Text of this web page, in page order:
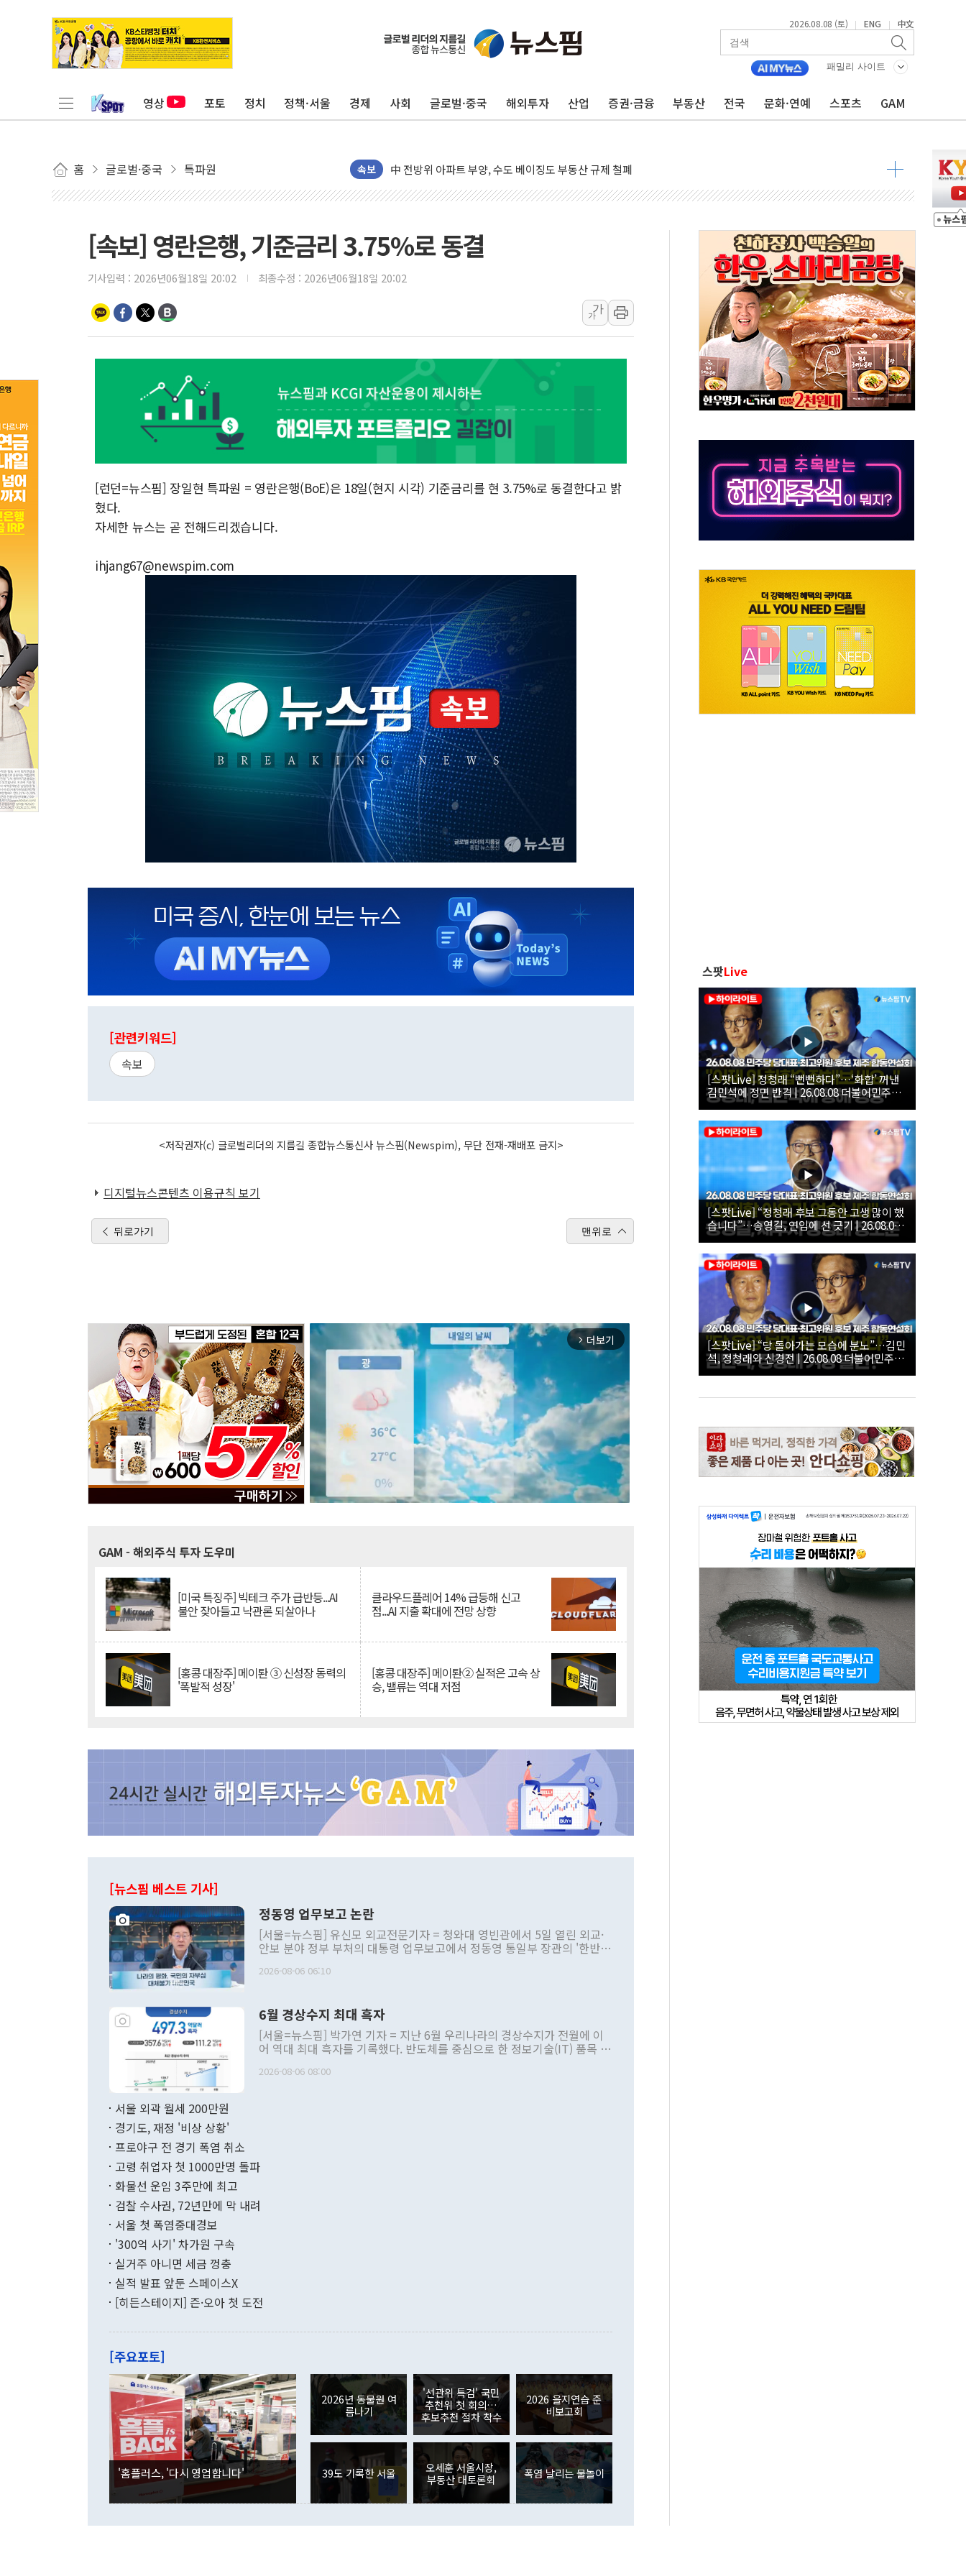
2026.08.08 (토) | ENG | 中文
패밀리 사이트
영상 포토 정치 정책·서울 경제 사회 글로벌·중국 해외투자 산업 증권·금융 부동산 전국 문화·연예 스포츠 GAM
홈 글로벌·중국 특파원 속보
동해중부 전 해상 풍랑주의보…10일까지 최대 3.5m 높은 물결
인제 용대리 계곡서 수위 상승으로 피서객 7명 고립…전원 구조
동해시, 11~14일 '별똥별 멍' 운영…페르세우스 유성우 관측
청양 밭에서 일하던 90대 숨져…온열질환 여부 조사
폭염에 車 운전면허 기능시험 오전 집중 편성…체감온도 38도 넘으면 중단
李대통령, 'ISA·주가누르기 방지법' 전면 재검토 지시
'호우 특보' 경북 울진 시간당 20~30mm 강한 비...가뭄 해소될 듯
주말 무더위·열대야 지속…내륙 곳곳 소나기
충북 주말 무더위 지속…청주·진천 35도, 곳곳 소나기
10월 보완수사권 폐지·공소청 출범…피해자들 '범죄 사각지대' 우려
한상협, 업계 개인정보 보안 새판 짠다…'자율규제단체' 타진
민주당, 오늘 제주·인천 경선 발표...김민석 '재역전' vs 정청래 '격차 확대'
유럽증시, 美 고용 예상 밖 부진에 연준 금리 인상 가능성 낮아지며 상승… STOXX 600 지수는 나흘 연속 최고치
[속보] 영란은행, 기준금리 3.75%로 동결
기사입력 : 2026년06월18일 20:02 최종수정 : 2026년06월18일 20:02
가
가
[런던=뉴스핌] 장일현 특파원 = 영란은행(BoE)은 18일(현지 시각) 기준금리를 현 3.75%로 동결한다고 밝
혔다.
자세한 뉴스는 곧 전해드리겠습니다.
ihjang67@newspim.com
[관련키워드]
속보
<저작권자(c) 글로벌리더의 지름길 종합뉴스통신사 뉴스핌(Newspim), 무단 전재-재배포 금지>
디지털뉴스콘텐츠 이용규칙 보기
뒤로가기 맨위로
arrow_forward_ios 더보기
GAM - 해외주식 투자 도우미
[미국 특징주] 빅테크 주가 급반등...AI
불안 잦아들고 낙관론 되살아나
클라우드플레어 14% 급등해 신고
점...AI 지출 확대에 전망 상향
[홍콩 대장주] 메이퇀 ③ 신성장 동력의
'폭발적 성장'
[홍콩 대장주] 메이퇀② 실적은 고속 상
승, 밸류는 역대 저점
[뉴스핌 베스트 기사]
정동영 업무보고 논란
[서울=뉴스핌] 유신모 외교전문기자 = 청와대 영빈관에서 5일 열린 외교·
안보 분야 정부 부처의 대통령 업무보고에서 정동영 통일부 장관의 '한반도
발언 중에는 정부 내 조율을 거치지 않은 사안을 정책으로 추진하겠다고 공
주의적 희망에 근거한 비현실적 구상'이라는 비판을 내놨다. 그동안 정 장
관의 대북 정책 관련 발언이 물의를 빚은 적은 여러 번 있지만 대통령과 유
관 부처 장관이 공개적으로 부정적 입장을 표명한 것은 이례적이다. 정 장
관의 무리한 대북 접근법과 월권을 제어해야 한다는 목소리도 높아지고 있
다. [정동영 통일부 장관이 지난달 23일 오후 서울 종로구 정부서울청사에
무너졌다고도 했다. 또 "현 시점에서 흘러간 선(先)비핵화만 되뇌는 것은
함께 4자 대화의 동력을 확보하기 위해 최선을 다할 것"이라고 말했다. 하
"우리의 선의대로 하는 게 과연 한반도의 평화와 안정에 플러스냐, 결론적
관은 업무보고 사후 브리핑에서 정 장관이 언급한 '4자 회담'에 대해 "이상
이 9월 러시아 블라디보스토크에서 열리는 '동방경제포럼(EEF)'을 언급하
며 "정부 차원에서 (참석을) 검토하고 있다"고 발언한 데 대해서도 조 장관
은 "그것은 외교부의 몫"이라며 "아직 거기까지 진도가 나가지 않았다"고
잘랐다. 정 장관이 이날 소개한 대북 구상과 설명은 정부 내 조율을 거치지
않았다는 점에서 문제가 있다. 특히 주적 표현 대체와 국호 사용, 9·19 군
사합의 복원, 4자회담 추진 등은 통일부 장관이 결정할 사안이 아니어서 월
권이라는 지적이 나오고 있다. 이 대통령은 정 장관의 업무보고를 듣고 난
뒤 "여기 업무보고에 발표했다고 승인난 건 아니다"라고 재차 확인했다. 정
부의 한 소식통은 "정 장관의 발언 내용은 대부분 국가안전보장회의(NSC)
를 거쳐 결정된 사안이 아닌 정 장관의 개인적 생각에 가깝다"며 "안보 관
련 부처 장관이 정부의 공식 정책이 아닌 사안을 추진하겠다고 업무보고를
하고 대통령의 면전에서 '국군통수권자가 나서야 한다'고 주장한 것은 심각
2026-08-06 06:10
6월 경상수지 최대 흑자
[서울=뉴스핌] 박가연 기자 = 지난 6월 우리나라의 경상수지가 전월에 이
어 역대 최대 흑자를 기록했다. 반도체를 중심으로 한 정보기술(IT) 품목 수
료=한국은행] 한국은행이 6일 발표한 '2026년 6월 국제수지(잠정)'에 따르
며 월간 기준 처음으로 1000억달러를 넘어섰다. 상품수입은 644억8000만
196.9% 급증했고 컴퓨터·주변기기(SSD)는 282.7% 증가했다. IT 품목
수출은 160.4% 늘었으며 비IT 품목도 ▲석유제품(47.5%) ▲화공품
기록했지만 지식재산권사용료수지는 전월 흑자에서 4억4000만달러 적자
로 전환됐다. 본원소득수지는 배당소득을 중심으로 32억7000만달러 흑자
는 배당수입이 늘어난 데다 전월 분기배당에 따른 기저효과로 배당지급이
였던 올해 3월(369억9000만달러)을 넘어선 것이다. 직접투자에서는 내국
인의 해외투자가 80억1000만달러, 외국인의 국내투자가 46억3000만달러
각각 증가했다. 증권투자에서는 외국인의 국내 주식 매도세가 이어졌다. 외
국인의 국내 주식 투자는 차익실현 매도 등의 영향으로 316억1000만달러
감소하며 전월(-310억5000만달러)에 이어 역대 최대 순매도 기록을 다시
경신했다. 외국인의 국내 채권투자는 세계국채지수(WGBI) 자금 유입에도
분기 말 만기도래 영향으로 증가 폭이 줄어든 52억9000만달러를 기록했
다. 내국인의 해외 증권투자는 주식을 중심으로 35억6000만달러 증가했
다. eoyn2@newspim.com
2026-08-06 08:00
서울 외곽 월세 200만원
경기도, 재정 '비상 상황'
프로야구 전 경기 폭염 취소
고령 취업자 첫 1000만명 돌파
화물선 운임 3주만에 최고
검찰 수사권, 72년만에 막 내려
서울 첫 폭염중대경보
'300억 사기' 차가원 구속
실거주 아니면 세금 껑충
실적 발표 앞둔 스페이스X
[히든스테이지] 즌·오아 첫 도전
[주요포토]
'홈플러스, '다시 영업합니다'
2026년 동물원 여
름나기
'선관위 특검' 국민
추천위 첫 회의…
후보추천 절차 착수
2026 을지연습 준
비보고회
39도 기록한 서울
오세훈 서울시장,
부동산 대토론회
폭염 날리는 물놀이
스팟Live
[스팟Live] 정청래 “뻔뻔하다”…‘화합’ 꺼낸
김민석에 정면 반격 | 26.08.08 더불어민주당
당대표·최고위원 후보 제주 합동연설회
[스팟Live] “정청래 후보 그동안 고생 많이 했
습니다”…송영길, 연임에 선 긋기 | 26.08.08
더불어민주당 당대표·최고위원 후보 제주 합
동연설회
[스팟Live] “당 돌아가는 모습에 분노”…김민
석, 정청래와 신경전 | 26.08.08 더불어민주당
당대표·최고위원 후보 제주 합동연설회